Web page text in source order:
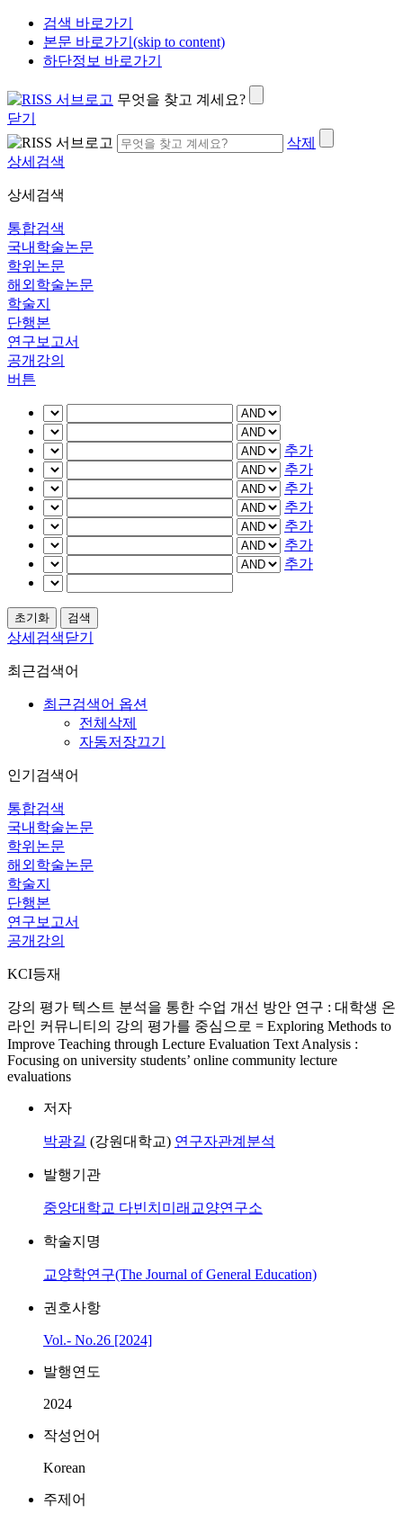
검색 바로가기
본문 바로가기(skip to content)
하단정보 바로가기
무엇을 찾고 계세요?
닫기
삭제
상세검색
상세검색
통합검색
국내학술논문
학위논문
해외학술논문
학술지
단행본
연구보고서
공개강의
버튼
추가
추가
추가
추가
추가
추가
추가
상세검색닫기
최근검색어
최근검색어 옵션
전체삭제
자동저장끄기
인기검색어
통합검색
국내학술논문
학위논문
해외학술논문
학술지
단행본
연구보고서
공개강의
KCI등재
강의 평가 텍스트 분석을 통한 수업 개선 방안 연구 : 대학생 온
라인 커뮤니티의 강의 평가를 중심으로 = Exploring Methods to
Improve Teaching through Lecture Evaluation Text Analysis :
Focusing on university students’ online community lecture
evaluations
저자
박광길 (강원대학교) 연구자관계분석
발행기관
중앙대학교 다빈치미래교양연구소
학술지명
교양학연구(The Journal of General Education)
권호사항
Vol.- No.26 [2024]
발행연도
2024
작성언어
Korean
주제어